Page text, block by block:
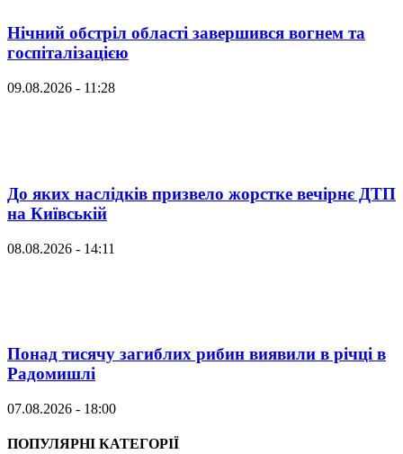
Нічний обстріл області завершився вогнем та
госпіталізацією
09.08.2026 - 11:28
До яких наслідків призвело жорстке вечірнє ДТП
на Київській
08.08.2026 - 14:11
Понад тисячу загиблих рибин виявили в річці в
Радомишлі
07.08.2026 - 18:00
ПОПУЛЯРНІ КАТЕГОРІЇ